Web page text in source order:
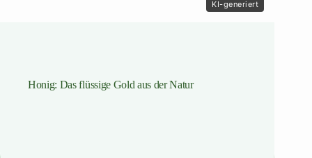
Honig: Das flüssige Gold aus der Natur